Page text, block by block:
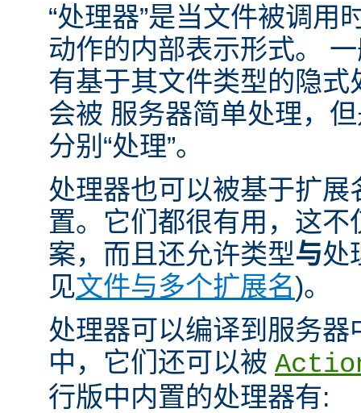
“处理器”是当文件被调用
动作的内部表示形式。
有基于其文件类型的隐
会被 服务器简单处理，
分别“处理”。
处理器也可以被基于扩
置。它们都很有用，这
案，而且还允许类型与处
见文件与多个扩展名)。
处理器可以编译到服务
中，它们还可以被
行版中内置的处理器有: